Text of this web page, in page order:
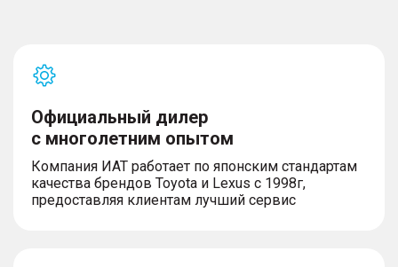
Официальный дилер
с многолетним опытом
Компания ИАТ работает по японским стандартам
качества брендов Toyota и Lexus с 1998г,
предоставляя клиентам лучший сервис